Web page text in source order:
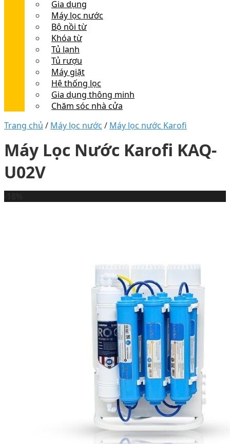
Gia dụng
Máy lọc nước
Bộ nồi từ
Khóa từ
Tủ lạnh
Tủ rượu
Máy giặt
Hệ thống lọc
Gia dụng thông minh
Chăm sóc nhà cửa
Trang chủ / Máy lọc nước / Máy lọc nước Karofi
Máy Lọc Nước Karofi KAQ-
U02V